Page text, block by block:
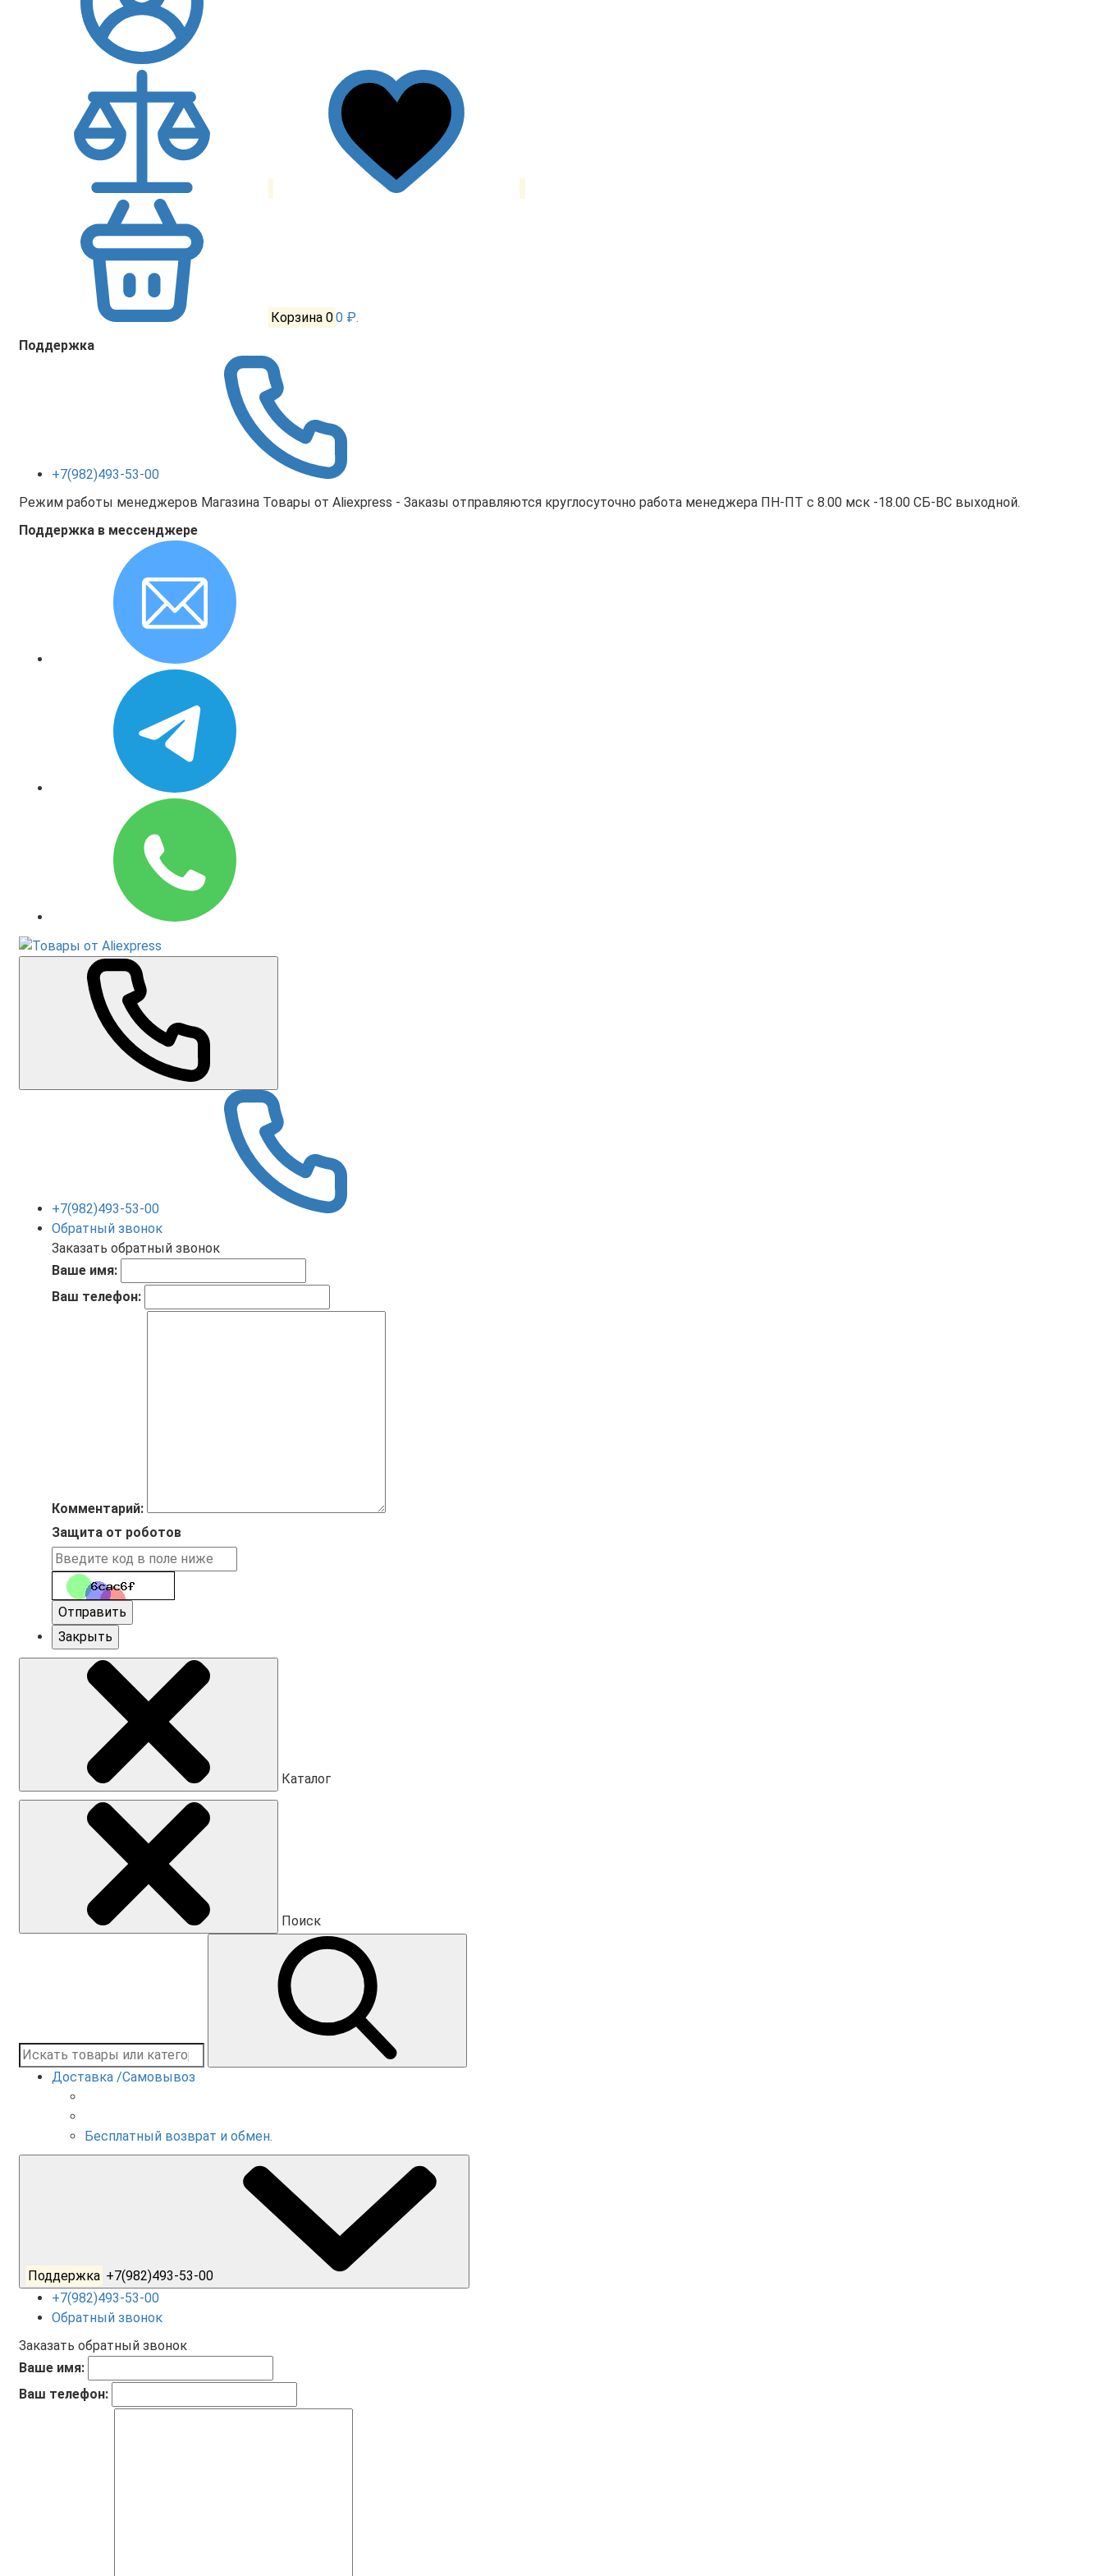
Корзина 00 ₽.
Поддержка
+7(982)493-53-00
Режим работы менеджеров Магазина Товары от Aliexpress - Заказы отправляются круглосуточно работа менеджера ПН-ПТ с 8.00 мск -18.00 СБ-ВС выходной.
Поддержка в мессенджере
+7(982)493-53-00
Обратный звонок
Заказать обратный звонок
Ваше имя:
Ваш телефон:
Комментарий:
Защита от роботов
Отправить
Закрыть
Каталог
Поиск
Доставка /Самовывоз
Бесплатный возврат и обмен.
Поддержка +7(982)493-53-00
+7(982)493-53-00
Обратный звонок
Заказать обратный звонок
Ваше имя:
Ваш телефон: